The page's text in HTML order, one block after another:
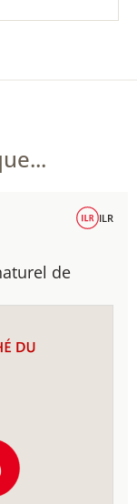
/ 54,73 KB)
de
ILR